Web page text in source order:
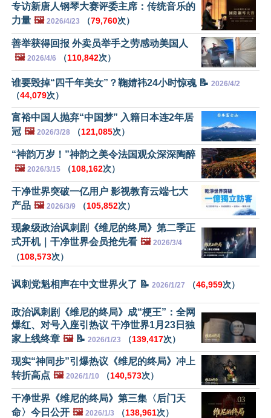
专访新唐人钢琴大赛评委主席：传统音乐的
力量 🖼️ 2026/4/23 （79,760次）
善举获得回报 外卖员举手之劳感动美国人
🖼️ 2026/4/6 （110,842次）
谁要毁掉“四千年美女”？鞠婧祎24小时惊魂 📝 2026/4/2
（44,079次）
富裕中国人抛弃“中国梦” 入籍日本连2年居
冠 🖼️ 2026/3/28 （121,085次）
“神韵万岁！”神韵之美令法国观众深深陶醉
🖼️ 2026/3/15 （108,162次）
干净世界突破一亿用户 影视教育云端七大
产品 🖼️ 2026/3/9 （105,852次）
现象级政治讽刺剧《维尼的终局》第二季正
式开机｜干净世界会员抢先看 🖼️ 2026/3/4
（108,573次）
讽刺党魁相声在中文世界火了 📝 2026/1/27 （46,959次）
政治讽刺剧《维尼的终局》成“梗王”：全网
爆红、对号入座引热议 干净世界1月23日独
家上线终章 🖼️📝 2026/1/23 （139,417次）
现实“神同步”引爆热议《维尼的终局》冲上
转折高点 🖼️ 2026/1/10 （140,573次）
干净世界《维尼的终局》第三集〈后门天
命〉今日公开 🖼️ 2026/1/3 （138,961次）